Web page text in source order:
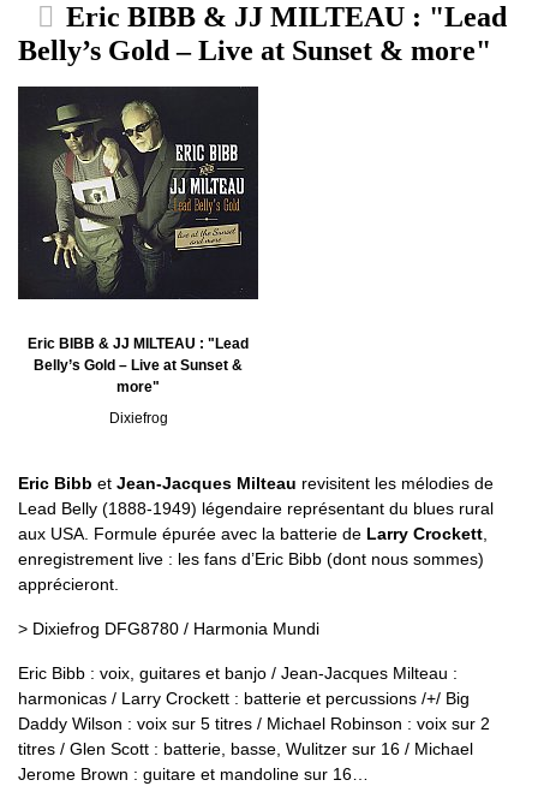
Eric BIBB & JJ MILTEAU : "Lead
Belly’s Gold – Live at Sunset & more"
Eric BIBB & JJ MILTEAU : "Lead
Belly’s Gold – Live at Sunset &
more"
Dixiefrog
Eric Bibb et Jean-Jacques Milteau revisitent les mélodies de
Lead Belly (1888-1949) légendaire représentant du blues rural
aux USA. Formule épurée avec la batterie de Larry Crockett
enregistrement live : les fans d’Eric Bibb (dont nous sommes)
apprécieront.
> Dixiefrog DFG8780 / Harmonia Mundi
Eric Bibb : voix, guitares et banjo / Jean-Jacques Milteau :
harmonicas / Larry Crockett : batterie et percussions /+/ Big
Daddy Wilson : voix sur 5 titres / Michael Robinson : voix sur 2
titres / Glen Scott : batterie, basse, Wulitzer sur 16 / Michael
Jerome Brown : guitare et mandoline sur 16…